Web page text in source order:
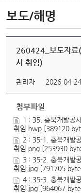
보도/해명
260424_보도자료(
사 취임)
관리자 2026-04-
첨부파일
1 : 35. 충북개발공
취임.hwp [389120
2 : 35-1. 충북개발
취임.png [253930
3 : 35-2. 충북개발
취임.jpg [791705
4 : 35-3. 충북개발
취임.jpg [964067